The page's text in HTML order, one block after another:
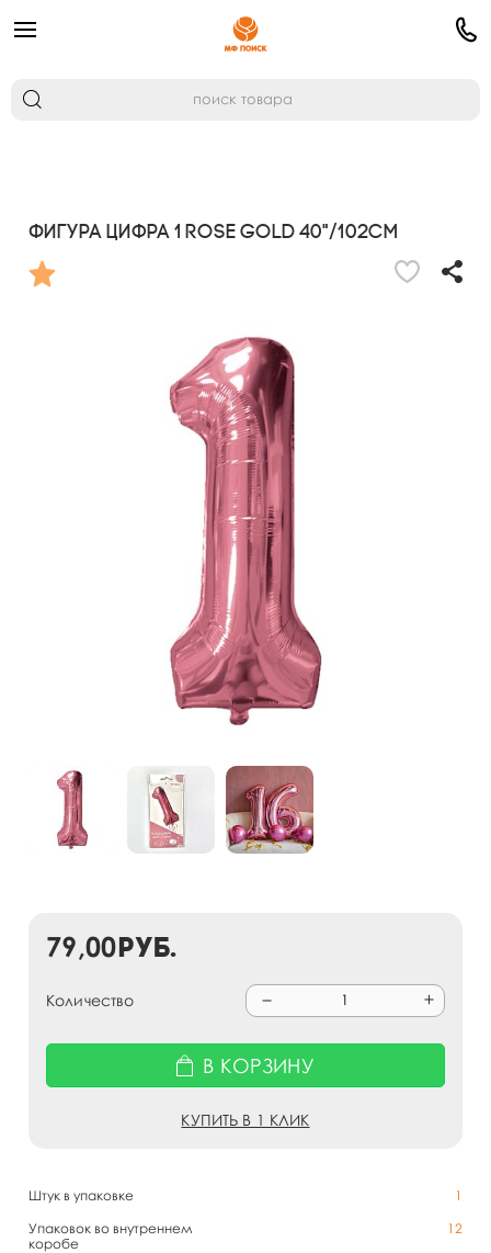
Фигура Цифра 1 Rose Gold 40"/102см
Штук в упаковке
1
Упаковок во внутреннем
коробе
12
79,00руб.
Количество
В КОРЗИНУ
КУПИТЬ В 1 КЛИК